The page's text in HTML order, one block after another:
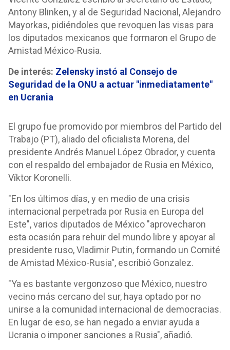
Antony Blinken, y al de Seguridad Nacional, Alejandro
Mayorkas, pidiéndoles que revoquen las visas para
los diputados mexicanos que formaron el Grupo de
Amistad México-Rusia.
De interés: Zelensky instó al Consejo de
Seguridad de la ONU a actuar "inmediatamente"
en Ucrania
El grupo fue promovido por miembros del Partido del
Trabajo (PT), aliado del oficialista Morena, del
presidente Andrés Manuel López Obrador, y cuenta
con el respaldo del embajador de Rusia en México,
Víktor Koronelli.
"En los últimos días, y en medio de una crisis
internacional perpetrada por Rusia en Europa del
Este", varios diputados de México "aprovecharon
esta ocasión para rehuir del mundo libre y apoyar al
presidente ruso, Vladimir Putin, formando un Comité
de Amistad México-Rusia", escribió Gonzalez.
"Ya es bastante vergonzoso que México, nuestro
vecino más cercano del sur, haya optado por no
unirse a la comunidad internacional de democracias.
En lugar de eso, se han negado a enviar ayuda a
Ucrania o imponer sanciones a Rusia", añadió.